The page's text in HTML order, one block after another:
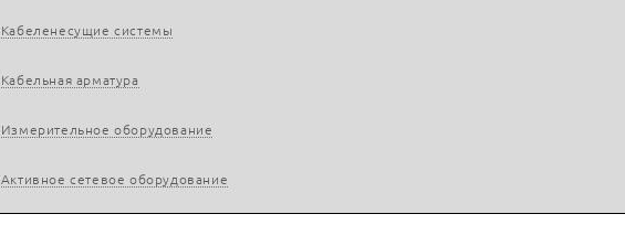
Кабеленесущие системы
Кабельная арматура
Измерительное оборудование
Активное сетевое оборудование